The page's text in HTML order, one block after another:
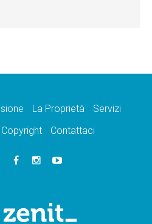
La Proprietà
Servizi
Copyright Contattaci